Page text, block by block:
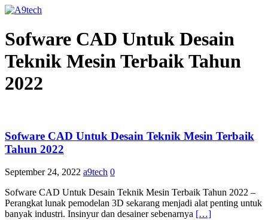
Sofware CAD Untuk Desain
Teknik Mesin Terbaik Tahun
2022
Sofware CAD Untuk Desain Teknik Mesin Terbaik
Tahun 2022
September 24, 2022 a9tech 0
Sofware CAD Untuk Desain Teknik Mesin Terbaik Tahun 2022 –
Perangkat lunak pemodelan 3D sekarang menjadi alat penting untuk
banyak industri. Insinyur dan desainer sebenarnya […]